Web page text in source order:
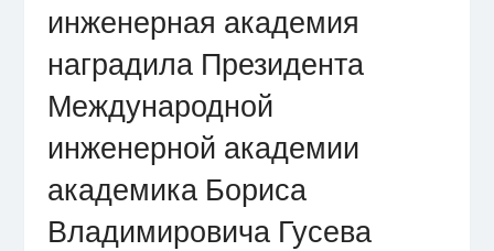
инженерная академия
наградила Президента
Международной
инженерной академии
академика Бориса
Владимировича Гусева